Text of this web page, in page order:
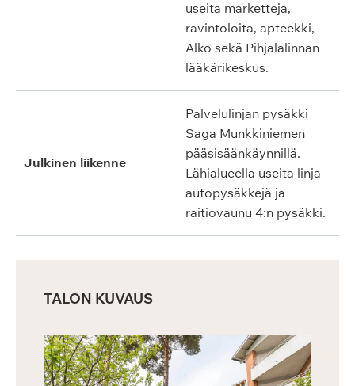
useita marketteja,
ravintoloita, apteekki,
Alko sekä Pihjalalinnan
lääkärikeskus.
Julkinen liikenne
Palvelulinjan pysäkki
Saga Munkkiniemen
pääsisäänkäynnillä.
Lähialueella useita linja-
autopysäkkejä ja
raitiovaunu 4:n pysäkki.
TALON KUVAUS